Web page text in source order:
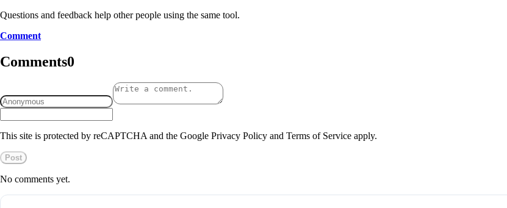
Questions and feedback help other people using the same tool.
Comment
Comments0
This site is protected by reCAPTCHA and the Google Privacy Policy and Terms of Service apply.
Post
No comments yet.